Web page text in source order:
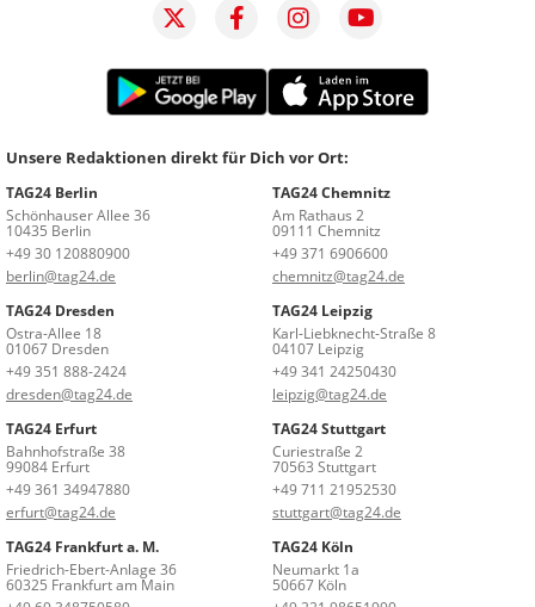
Unsere Redaktionen direkt für Dich vor Ort:
TAG24 Berlin
Schönhauser Allee 36
10435 Berlin
+49 30 120880900
berlin@tag24.de
TAG24 Chemnitz
Am Rathaus 2
09111 Chemnitz
+49 371 6906600
chemnitz@tag24.de
TAG24 Dresden
Ostra-Allee 18
01067 Dresden
+49 351 888-2424
dresden@tag24.de
TAG24 Leipzig
Karl-Liebknecht-Straße 8
04107 Leipzig
+49 341 24250430
leipzig@tag24.de
TAG24 Erfurt
Bahnhofstraße 38
99084 Erfurt
+49 361 34947880
erfurt@tag24.de
TAG24 Stuttgart
Curiestraße 2
70563 Stuttgart
+49 711 21952530
stuttgart@tag24.de
TAG24 Frankfurt a. M.
Friedrich-Ebert-Anlage 36
60325 Frankfurt am Main
TAG24 Köln
Neumarkt 1a
50667 Köln